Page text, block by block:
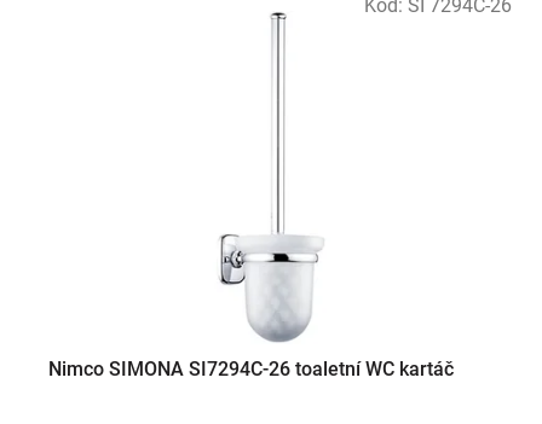
Nimco SIMONA SI7294C-26 toaletní WC kartáč
Kód: SI 7294C-26